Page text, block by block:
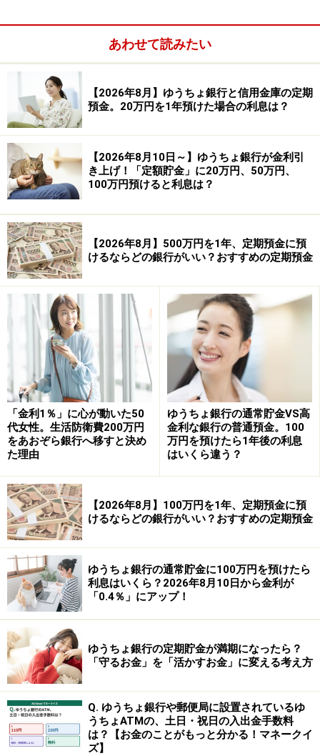
預入金額：1口300万円
※1人1口、一括預入限定の商品。よさこいおきゃく支店
の普通預金口座開設とこうぎん個人インターネットバン
キングの利用申込が必要。募集期間は2026年4月27日～7
③SBI新生銀行
商品名：パワーダイレクト円定期預金
金利：0.80％
預入期間：3カ月
預入金額：30万円以上（1円単位）
※インターネット限定商品で、一括預入のみ。
※新規口座開設の場合は、「スタートアップ円定期預
金」3カ月ものが利用でき、金利が年1.00％になる。預入
は1口500万円以上。店頭の場合は金利上乗せプログラム
により、さらに金利0.10％が上乗せされて年1.10％とな
る。
④香川銀行 セルフうどん支店
商品名：豪華金利トッピング定期預金
金利：0.80％
預入期間：3カ月
預入金額：10万円以上（1円単位）
※満期後は「うどんスーパー定期預金」に商品が変更さ
れる。
あわせて読みたい
【2026年8月】ゆうちょ銀行と信用金庫の定期
預金。20万円を1年預けた場合の利息は？
【2026年8月10日～】ゆうちょ銀行が金利引
き上げ！「定額貯金」に20万円、50万円、
100万円預けると利息は？
【2026年8月】500万円を1年、定期預金に預
けるならどの銀行がいい？おすすめの定期預金
「金利1％」に心が動いた50
代女性。生活防衛費200万円
をあおぞら銀行へ移すと決め
た理由
ゆうちょ銀行の通常貯金VS高
金利な銀行の普通預金。100
万円を預けたら1年後の利息
はいくら違う？
【2026年8月】100万円を1年、定期預金に預
けるならどの銀行がいい？おすすめの定期預金
ゆうちょ銀行の通常貯金に100万円を預けたら
利息はいくら？2026年8月10日から金利が
「0.4％」にアップ！
ゆうちょ銀行の定期貯金が満期になったら？
「守るお金」を「活かすお金」に変える考え方
Q. ゆうちょ銀行や郵便局に設置されているゆ
うちょATMの、土日・祝日の入出金手数料
は？【お金のことがもっと分かる！マネークイ
ズ】